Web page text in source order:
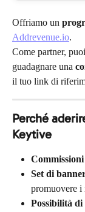
Offriamo un
Addrevenue.io.
Come partner,
guadagnare una
il tuo link di
Perché
Keytive
Set di
promuovere i
Possibilità